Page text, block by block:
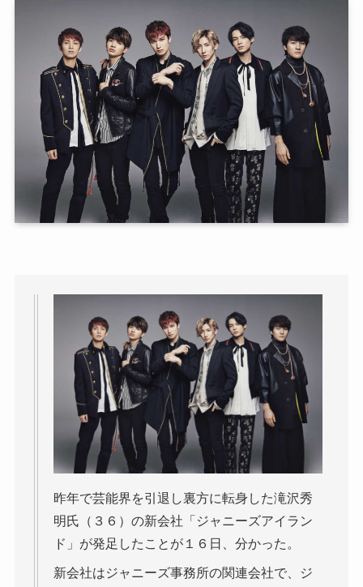
昨年で芸能界を引退し裏方に転身した滝沢秀
明氏（３６）の新会社「ジャニーズアイラン
ド」が発足したことが１６日、分かった。
新会社はジャニーズ事務所の関連会社で、ジ